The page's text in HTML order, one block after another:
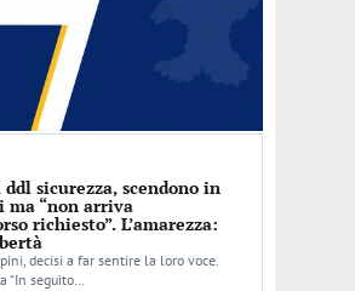
sicurezza, scendono in
“non arriva
richiesto”. L’amarezza:
decisi a far sentire la loro voce.
“In seguito…